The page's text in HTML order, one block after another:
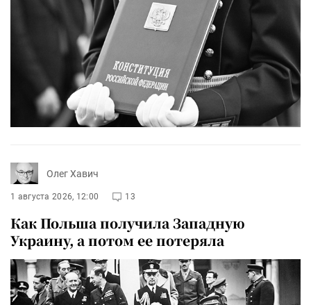
Олег Хавич
1 августа 2026, 12:00 13
Как Польша получила Западную
Украину, а потом ее потеряла